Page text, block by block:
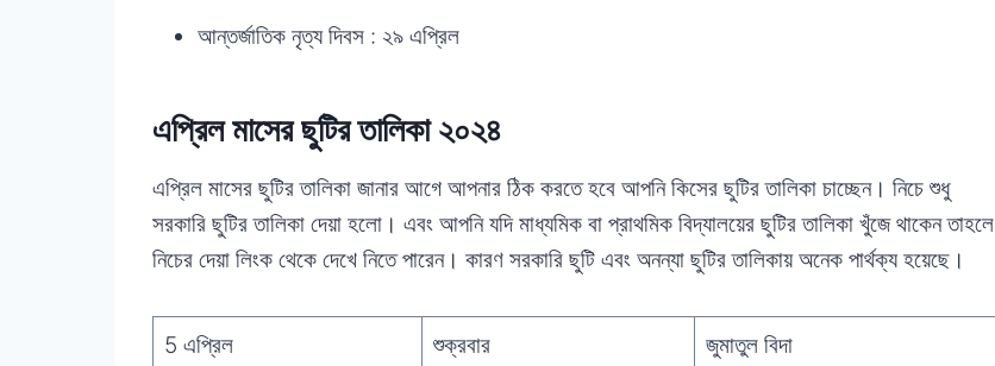
আন্তর্জাতিক নৃত্য দিবস : ২৯ এপ্রিল
এপ্রিল মাসের ছুটির তালিকা ২০২৪
এপ্রিল মাসের ছুটির তালিকা জানার আগে আপনার ঠিক করতে হবে আপনি কিসের ছুটির তালিকা চাচ্ছেন। নিচে শুধু
সরকারি ছুটির তালিকা দেয়া হলো। এবং আপনি যদি মাধ্যমিক বা প্রাথমিক বিদ্যালয়ের ছুটির তালিকা খুঁজে থাকেন তাহলে
নিচের দেয়া লিংক থেকে দেখে নিতে পারেন। কারণ সরকারি ছুটি এবং অনন্যা ছুটির তালিকায় অনেক পার্থক্য হয়েছে।
5 এপ্রিল শুক্রবার জুমাতুল বিদা